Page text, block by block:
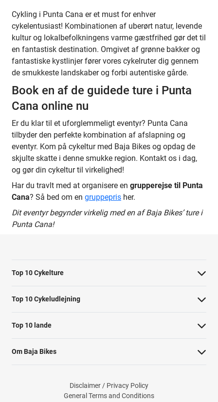
Cykling i Punta Cana er et must for enhver
cykelentusiast! Kombinationen af uberørt natur, levende
kultur og lokalbefolkningens varme gæstfrihed gør det til
en fantastisk destination. Omgivet af grønne bakker og
fantastiske kystlinjer fører vores cykelruter dig gennem
de smukkeste landskaber og forbi autentiske gårde.
Book en af de guidede ture i Punta
Cana online nu
Er du klar til et uforglemmeligt eventyr? Punta Cana
tilbyder den perfekte kombination af afslapning og
eventyr. Kom på cykeltur med Baja Bikes og opdag de
skjulte skatte i denne smukke region. Kontakt os i dag,
og gør din cykeltur til virkelighed!
Har du travlt med at organisere en grupperejse til Punta
Cana? Så bed om en gruppepris her.
Dit eventyr begynder virkelig med en af Baja Bikes’ ture i
Punta Cana!
Top 10 Cykelture
Cykeltur i Barcelona: højdepunkterne
Cykeltur i Berlin: højdepunkterne
Tur til Paris: højdepunkter
Rom højdepunkter cykeltur
Cykeltur til Amsterdams højdepunkter
Cykeltur til Kobenhavn højdepunkter
Top 10 Cykeludlejning
Barcelona Cykeludlejning
Berlin Cykeludlejning
Paris Cykeludlejning
Valencia Cykeludlejning
Top 10 lande
Cykelture i Holland
Cykelture i Portugal
Om Baja Bikes
Disclaimer / Privacy Policy
General Terms and Conditions